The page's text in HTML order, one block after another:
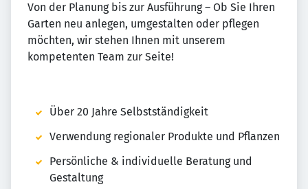
Von der Planung bis zur Ausführung – Ob Sie Ihren
Garten neu anlegen, umgestalten oder pflegen
möchten, wir stehen Ihnen mit unserem
kompetenten Team zur Seite!
Über 20 Jahre Selbstständigkeit
Verwendung regionaler Produkte und Pflanzen
Persönliche & individuelle Beratung und
Gestaltung